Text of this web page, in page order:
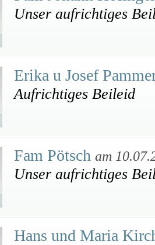
Unser aufrichtiges
Erika u Josef
Aufrichtiges Beileid
Fam Pötsch am
Unser aufrichtiges
Hans und Maria